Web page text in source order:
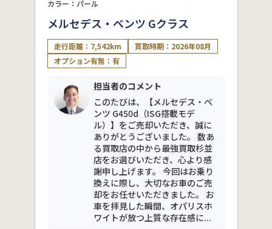
カラー：パール
メルセデス・ベンツ Gクラス
走行距離：7,542km
買取時期：2026年08月
オプション有無：有
担当者のコメント
このたびは、【メルセデス・ベ
ンツ G450d（ISG搭載モデ
ル）】をご売却いただき、誠に
ありがとうございました。 数あ
る買取店の中から最強買取杉並
店をお選びいただき、心より感
謝申し上げます。 今回はお乗り
換えに際し、大切なお車のご売
却をお任せいただきました。 お
車を拝見した瞬間、オパリスホ
ワイトが放つ上質な存在感に...